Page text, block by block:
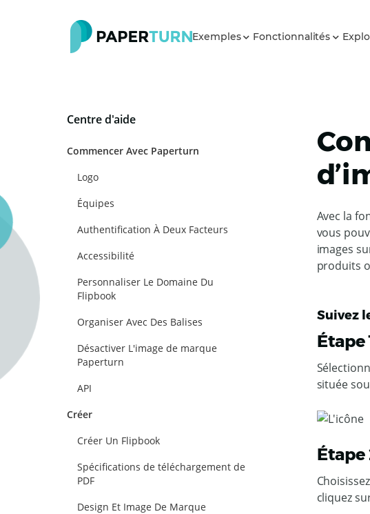
Exemples Fonctionnalités
Centre d'aide
Commencer Avec Paperturn
Logo
Équipes
Authentification À Deux Facteurs
Accessibilité
Personnaliser Le Domaine Du
Flipbook
Organiser Avec Des Balises
Désactiver L'image de marque
Paperturn
API
Créer
Créer Un Flipbook
Spécifications de téléchargement de
PDF
Design Et Image De Marque
Avec la
vous
images
produits
Suivez
Étape
située
Étape
cliquez